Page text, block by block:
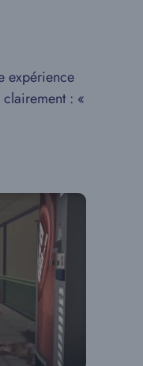
expérience
: «